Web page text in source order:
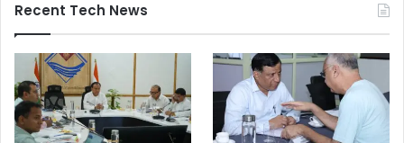
Recent Tech News